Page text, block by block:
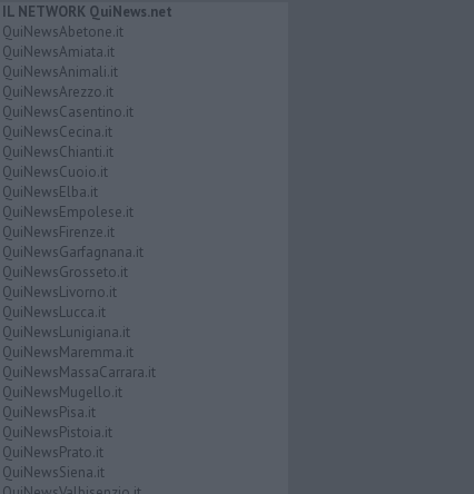
IL NETWORK QuiNews.net
QuiNewsAbetone.it
QuiNewsAmiata.it
QuiNewsAnimali.it
QuiNewsArezzo.it
QuiNewsCasentino.it
QuiNewsCecina.it
QuiNewsChianti.it
QuiNewsCuoio.it
QuiNewsElba.it
QuiNewsEmpolese.it
QuiNewsFirenze.it
QuiNewsGarfagnana.it
QuiNewsGrosseto.it
QuiNewsLivorno.it
QuiNewsLucca.it
QuiNewsLunigiana.it
QuiNewsMaremma.it
QuiNewsMassaCarrara.it
QuiNewsMugello.it
QuiNewsPisa.it
QuiNewsPistoia.it
QuiNewsPrato.it
QuiNewsSiena.it